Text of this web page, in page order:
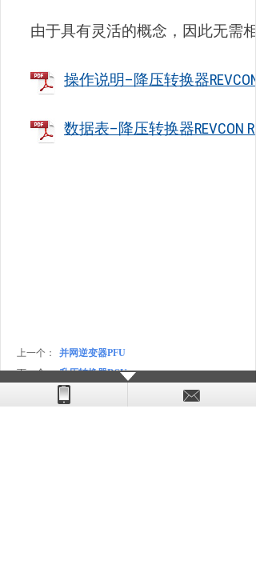
由于具有灵活的概念，因此无需
操作说明–降压转换器REVCON
数据表–降压转换器REVCON
上一个：
并网逆变器PFU
下一个： 升压转换器RSU